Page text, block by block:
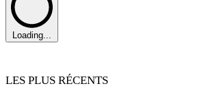
Loading...
LES PLUS RÉCENTS